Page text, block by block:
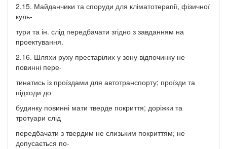
2.15. Майданчики та споруди для кліматотерапії, фізичної
куль-
тури та ін. слід передбачати згідно з завданням на
проектування.
2.16. Шляхи руху престарілих у зону відпочинку не
повинні пере-
тинатись із проїздами для автотранспорту; проїзди та
підходи до
будинку повинні мати тверде покриття; доріжки та
тротуари слід
передбачати з твердим не слизьким покриттям; не
допусається по-